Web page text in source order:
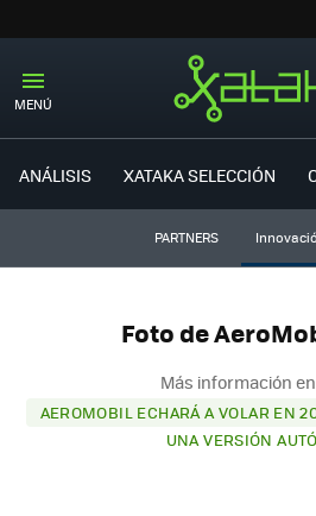
MENÚ
ANÁLISIS XATAKA SELECCIÓN
PARTNERS
Foto de
Más información
AEROMOBIL ECHARÁ A VOLAR EN
UNA VERSIÓN